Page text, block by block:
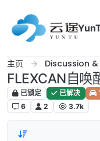
主页 Discussion
FLEXCAN自唤
已锁定 已解决
6
2 3.7k